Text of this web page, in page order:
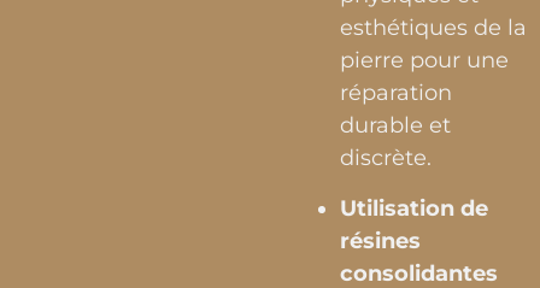
esthétiques de la
pierre pour une
réparation
durable et
discrète.
Utilisation de
résines
consolidantes